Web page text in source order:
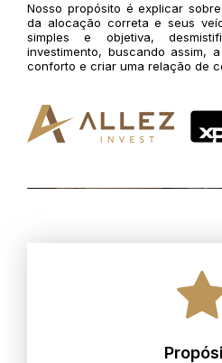
Nosso propósito é explicar
da alocação correta e seus
simples e objetiva,
investimento, buscando assim,
conforto e criar uma relação de